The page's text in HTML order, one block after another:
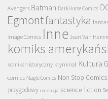
Avengers Batman Dark Horse Comics
Egmontfantastyka
Image Comics Inne Jean Van
komiks
komiks historyczny kryminał Kultura
comics Nagle Comics Non Stop Comics
przygodowy recenzja science fiction